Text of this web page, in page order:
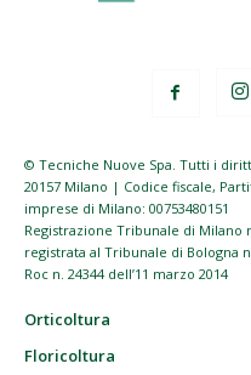
© Tecniche Nuove Spa. Tutti i
20157 Milano | Codice fiscale,
imprese di Milano: 00753480151
Registrazione Tribunale di Milano
registrata al Tribunale di Bologna
Roc n. 24344 dell’11 marzo 2014
Orticoltura
Floricoltura